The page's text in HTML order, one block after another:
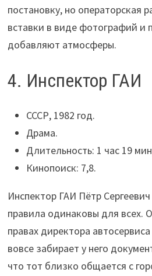
постановку, но операторская
вставки в виде фотографий и
добавляют атмосферы.
4. Инспектор ГАИ
СССР, 1982 год.
Драма.
Длительность: 1 час 19
Кинопоиск: 7,8.
Инспектор ГАИ Пётр
правила одинаковы для всех.
правах директора
вовсе забирает у него
что тот близко общается с